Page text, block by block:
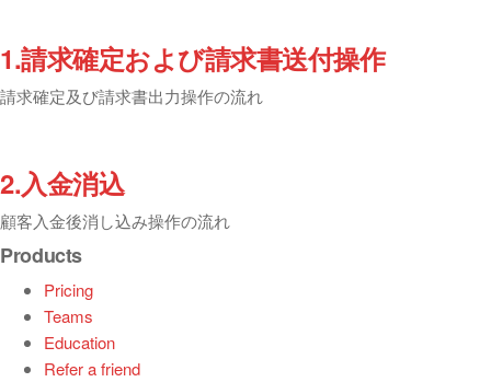
1.請求確定および請求書送付操作
請求確定及び請求書出力操作の流れ
2.入金消込
顧客入金後消し込み操作の流れ
Products
Pricing
Teams
Education
Refer a friend